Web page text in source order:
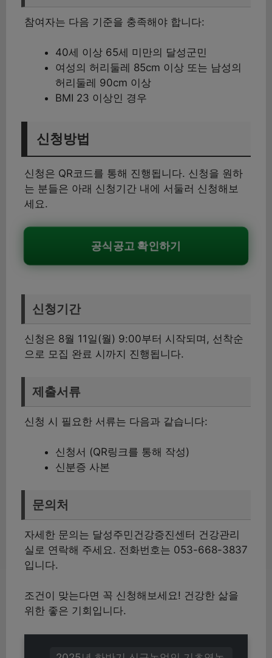
참여자는 다음 기준을 충족해야 합니다:
40세 이상 65세 미만의 달성군민
여성의 허리둘레 85cm 이상 또는 남성의
허리둘레 90cm 이상
BMI 23 이상인 경우
신청방법
신청은 QR코드를 통해 진행됩니다. 신청을 원하
는 분들은 아래 신청기간 내에 서둘러 신청해보
세요.
공식공고 확인하기
신청기간
신청은 8월 11일(월) 9:00부터 시작되며, 선착순
으로 모집 완료 시까지 진행됩니다.
제출서류
신청 시 필요한 서류는 다음과 같습니다:
신청서 (QR링크를 통해 작성)
신분증 사본
문의처
자세한 문의는 달성주민건강증진센터 건강관리
실로 연락해 주세요. 전화번호는 053-668-3837
입니다.
조건이 맞는다면 꼭 신청해보세요! 건강한 삶을
위한 좋은 기회입니다.